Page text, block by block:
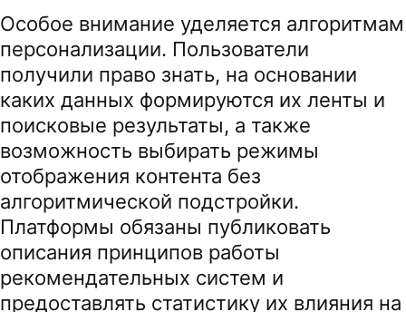
Особое внимание уделяется алгоритмам
персонализации. Пользователи
получили право знать, на основании
каких данных формируются их ленты и
поисковые результаты, а также
возможность выбирать режимы
отображения контента без
алгоритмической подстройки.
Платформы обязаны публиковать
описания принципов работы
рекомендательных систем и
предоставлять статистику их влияния на